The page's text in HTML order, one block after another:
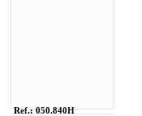
Ref.: 050.840H